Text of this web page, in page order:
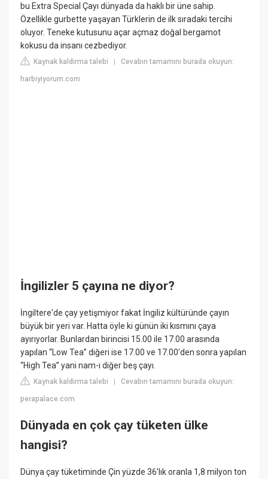
bu Extra Special Çayı dünyada da haklı bir üne sahip.
Özellikle gurbette yaşayan Türklerin de ilk sıradaki tercihi
oluyor. Teneke kutusunu açar açmaz doğal bergamot
kokusu da insanı cezbediyor.
Kaynak kaldırma talebi |Cevabın tamamını burada okuyun:
harbiyiyorum.com
İngilizler 5 çayına ne diyor?
İngiltere'de çay yetişmiyor fakat İngiliz kültüründe çayın
büyük bir yeri var. Hatta öyle ki günün iki kısmını çaya
ayırıyorlar. Bunlardan birincisi 15.00 ile 17.00 arasında
yapılan “Low Tea” diğeri ise 17.00 ve 17.00'den sonra yapılan
“High Tea” yani nam-ı diğer beş çayı.
Kaynak kaldırma talebi |Cevabın tamamını burada okuyun:
perapalace.com
Dünyada en çok çay tüketen ülke
hangisi?
Dünya çay tüketiminde Çin yüzde 36'lık oranla 1,8 milyon ton